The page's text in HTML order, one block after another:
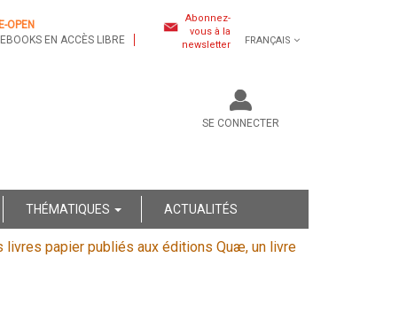
OPEN
EN ACCÈS LIBRE
Abonnez-
vous à la
newsletter
FRANÇAIS
SE CONNECTER
THÉMATIQUES ACTUALITÉS
livres papier publiés aux éditions Quæ, un livre